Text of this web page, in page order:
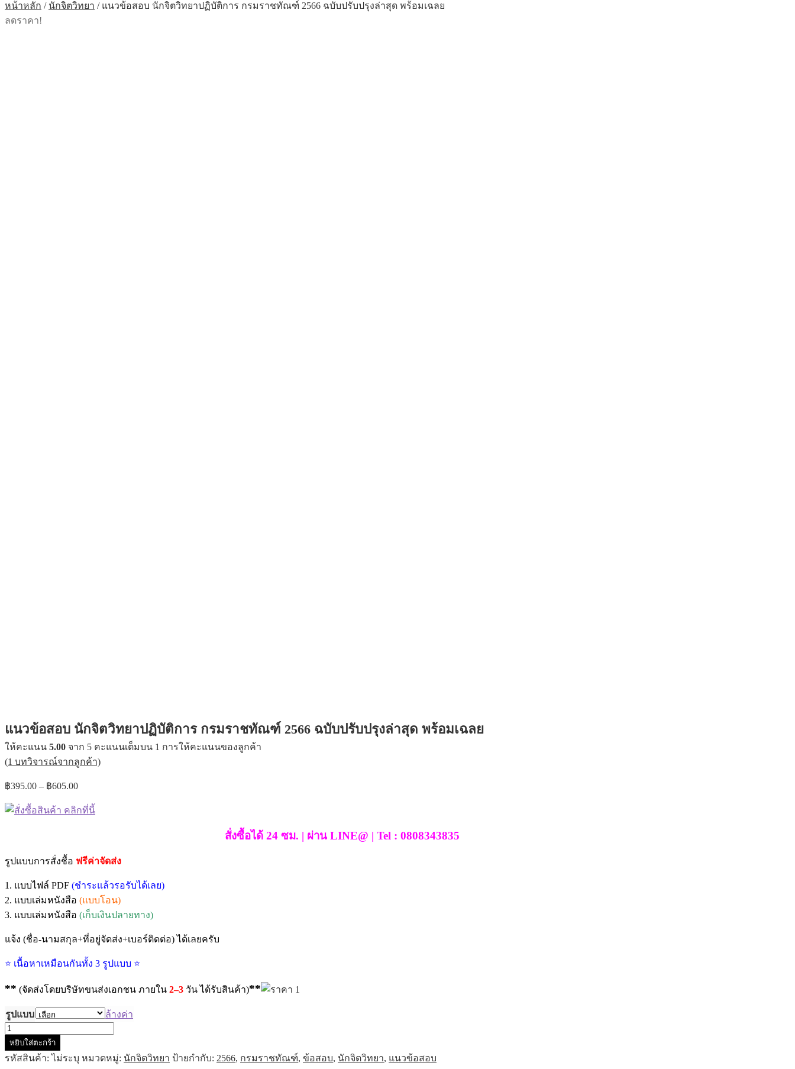
หน้าหลัก / นักจิตวิทยา / แนวข้อสอบ นักจิตวิทยาปฏิบัติการ กรมราชทัณฑ์ 2566 ฉบับปรับปรุงล่าสุด พร้อมเฉลย
ลดราคา!
แนวข้อสอบ นักจิตวิทยาปฏิบัติการ กรมราชทัณฑ์ 2566 ฉบับปรับปรุงล่าสุด พร้อมเฉลย
ให้คะแนน 5.00 จาก 5 คะแนนเต็มบน 1 การให้คะแนนของลูกค้า
(1 บทวิจารณ์จากลูกค้า)
฿395.00 – ฿605.00Price
฿395.00
สั่งซื้อได้ 24 ซม. | ผ่าน LINE@ | Tel : 0808343835
รูปแบบการสั่งชื้อ ฟรีค่าจัดส่ง
1. แบบไฟล์ PDF (ชำระแล้วรอรับได้เลย)
2. แบบเล่มหนังสือ (แบบโอน)
3. แบบเล่มหนังสือ (เก็บเงินปลายทาง)
แจ้ง (ชื่อ-นามสกุล+ที่อยู่จัดส่ง+เบอร์ติดต่อ) ได้เลยครับ
⭐ เนื้อหาเหมือนกันทั้ง 3 รูปแบบ ⭐
** (จัดส่งโดยบริษัทขนส่งเอกชน ภายใน 2–3 วัน ได้รับสินค้า)**
รูปแบบ
ล้างค่า
จำนวน
แนว
ข้อสอบ
หยิบใส่ตะกร้า
รหัสสินค้า:ไม่ระบุ หมวดหมู่: นักจิตวิทยา ป้ายกำกับ: 2566, กรมราชทัณฑ์, ข้อสอบ, นักจิตวิทยา, แนวข้อสอบ